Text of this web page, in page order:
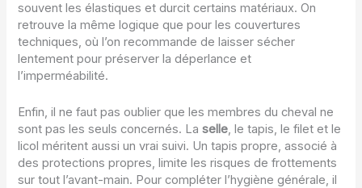
souvent les élastiques et durcit certains matériaux. On
retrouve la même logique que pour les couvertures
techniques, où l’on recommande de laisser sécher
lentement pour préserver la déperlance et
l’imperméabilité.
Enfin, il ne faut pas oublier que les membres du cheval ne
sont pas les seuls concernés. Laselle, le tapis, le filet et le
licol méritent aussi un vrai suivi. Un tapis propre, associé à
des protections propres, limite les risques de frottements
sur tout l’avant-main. Pour compléter l’hygiène générale, il